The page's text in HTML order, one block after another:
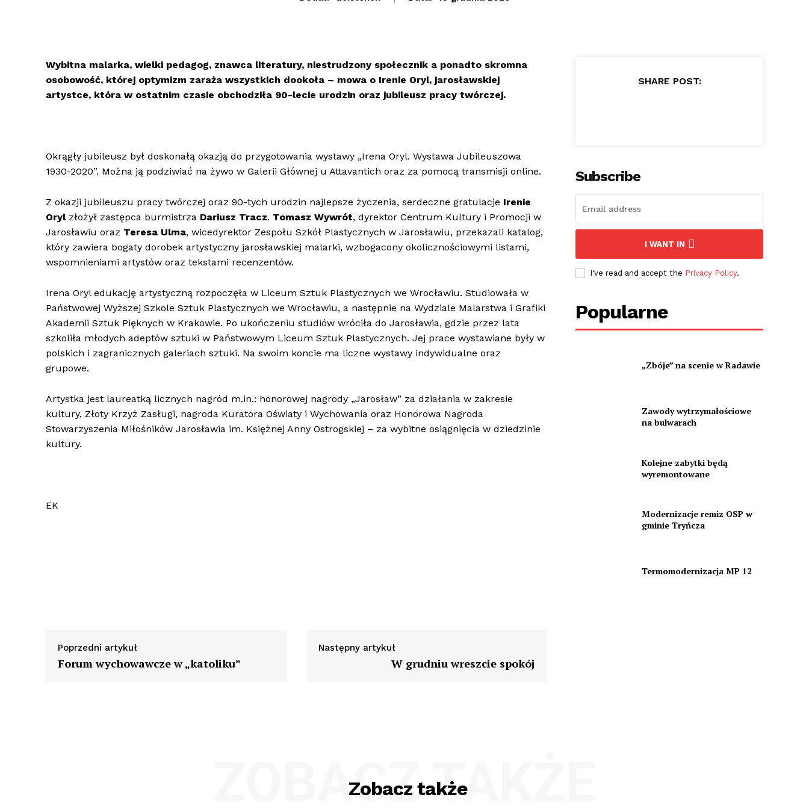
Wybitna malarka, wielki pedagog, znawca literatury, niestrudzony społecznik a ponadto skromna
osobowość, której optymizm zaraża wszystkich dookoła – mowa o Irenie Oryl, jarosławskiej
artystce, która w ostatnim czasie obchodziła 90-lecie urodzin oraz jubileusz pracy twórczej.
Okrągły jubileusz był doskonałą okazją do przygotowania wystawy „Irena Oryl. Wystawa Jubileuszowa
1930-2020”. Można ją podziwiać na żywo w Galerii Głównej u Attavantich oraz za pomocą transmisji online.
Z okazji jubileuszu pracy twórczej oraz 90-tych urodzin najlepsze życzenia, serdeczne gratulacje Irenie
Orylzłożył zastępca burmistrza Dariusz Tracz. Tomasz Wywrót, dyrektor Centrum Kultury i Promocji w
Jarosławiu oraz Teresa Ulma, wicedyrektor Zespołu Szkół Plastycznych w Jarosławiu, przekazali katalog,
który zawiera bogaty dorobek artystyczny jarosławskiej malarki, wzbogacony okolicznościowymi listami,
wspomnieniami artystów oraz tekstami recenzentów.
Irena Oryl edukację artystyczną rozpoczęła w Liceum Sztuk Plastycznych we Wrocławiu. Studiowała w
Państwowej Wyższej Szkole Sztuk Plastycznych we Wrocławiu, a następnie na Wydziale Malarstwa i Grafiki
Akademii Sztuk Pięknych w Krakowie. Po ukończeniu studiów wróciła do Jarosławia, gdzie przez lata
szkoliła młodych adeptów sztuki w Państwowym Liceum Sztuk Plastycznych. Jej prace wystawiane były w
polskich i zagranicznych galeriach sztuki. Na swoim koncie ma liczne wystawy indywidualne oraz
grupowe.
Artystka jest laureatką licznych nagród m.in.: honorowej nagrody „Jarosław” za działania w zakresie
kultury, Złoty Krzyż Zasługi, nagroda Kuratora Oświaty i Wychowania oraz Honorowa Nagroda
Stowarzyszenia Miłośników Jarosławia im. Księżnej Anny Ostrogskiej – za wybitne osiągnięcia w dziedzinie
kultury.
EK
Poprzedni artykuł
Forum wychowawcze w „katoliku”
Następny artykuł
W grudniu wreszcie spokój
SHARE POST:
Subscribe
I WANT IN
I've read and accept the Privacy Policy.
Popularne
„Zbóje” na scenie w Radawie
Zawody wytrzymałościowe
na bulwarach
Kolejne zabytki będą
wyremontowane
Modernizacje remiz OSP w
gminie Tryńcza
Termomodernizacja MP 12
Zobacz także
ZOBACZ TAKŻE